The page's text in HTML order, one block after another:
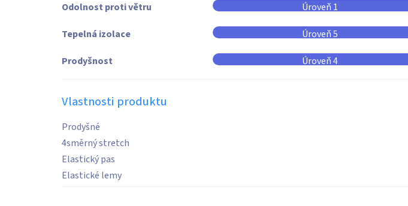
Odolnost proti větru Úroveň 1
Tepelná izolace Úroveň 5
Prodyšnost Úroveň 4
Vlastnosti produktu
Prodyšné
4směrný stretch
Elastický pas
Elastické lemy